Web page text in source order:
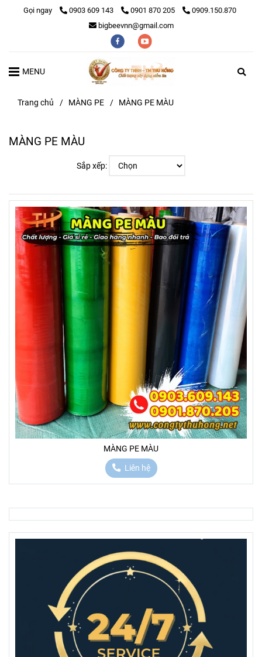
Gọi ngay 0903 609 143 0901 870 205
0909.150.870
bigbeevnn@gmail.com
MENU
Trang chủ / MÀNG PE / MÀNG PE MÀU
MÀNG PE MÀU
Sắp xếp:
MÀNG PE MÀU
Liên hệ